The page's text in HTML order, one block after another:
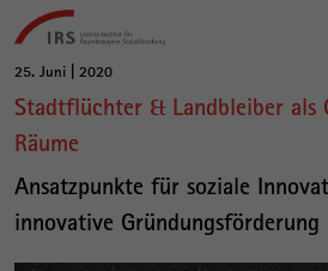
Gehe
direkt
zu:
Leibniz-
Institut
für
Raumbezogene
Sozialforschung
Hauptinhalt
25. Juni | 2020
Stadtflüchter & Landbleiber als
Räume
Ansatzpunkte für soziale
innovative Gründungsförderung